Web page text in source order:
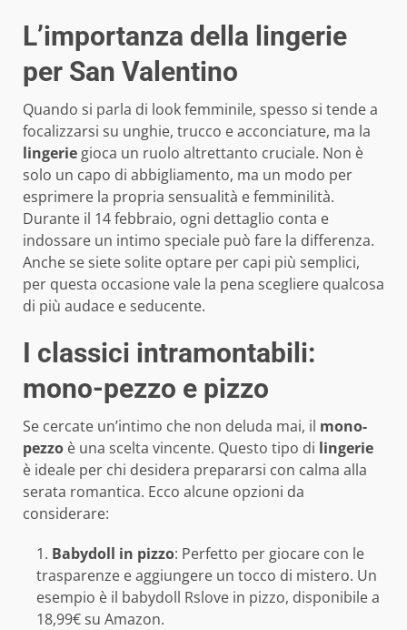
L’importanza della lingerie
per San Valentino
Quando si parla di look femminile, spesso si tende a
focalizzarsi su unghie, trucco e acconciature, ma la
lingerie gioca un ruolo altrettanto cruciale. Non è
solo un capo di abbigliamento, ma un modo per
esprimere la propria sensualità e femminilità.
Durante il 14 febbraio, ogni dettaglio conta e
indossare un intimo speciale può fare la differenza.
Anche se siete solite optare per capi più semplici,
per questa occasione vale la pena scegliere qualcosa
di più audace e seducente.
I classici intramontabili:
mono-pezzo e pizzo
Se cercate un’intimo che non deluda mai, il mono-
pezzo è una scelta vincente. Questo tipo di lingerie
è ideale per chi desidera prepararsi con calma alla
serata romantica. Ecco alcune opzioni da
considerare:
Babydoll in pizzo: Perfetto per giocare con le
trasparenze e aggiungere un tocco di mistero. Un
esempio è il babydoll Rslove in pizzo, disponibile a
18,99€ su Amazon.